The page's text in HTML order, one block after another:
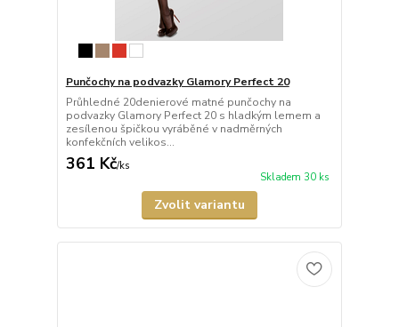
Punčochy na podvazky Glamory Perfect 20
Průhledné 20denierové matné punčochy na
podvazky Glamory Perfect 20 s hladkým lemem a
zesílenou špičkou vyráběné v nadměrných
konfekčních velikos...
361 Kč/ks
Skladem 30 ks
Zvolit variantu